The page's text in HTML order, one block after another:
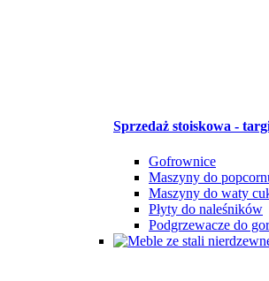
Sprzedaż stoiskowa -
Gofrownice
Maszyny do
Maszyny do waty
Płyty do naleśników
Podgrzewacze do